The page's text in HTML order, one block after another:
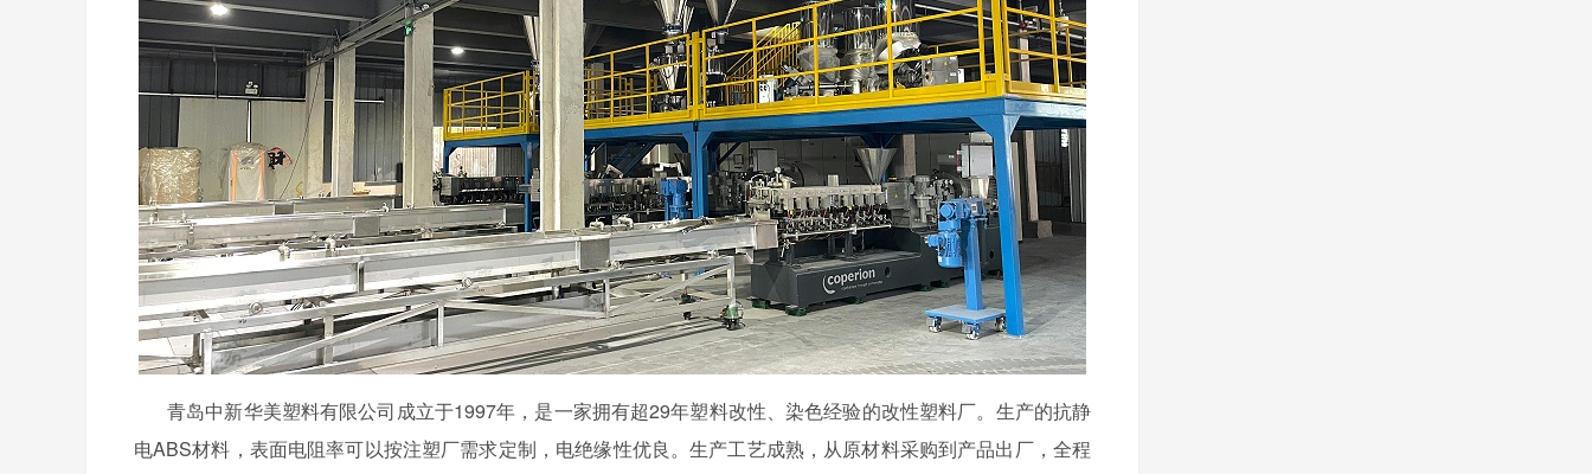
青岛中新华美塑料有限公司成立于1997年， 是一家拥有超29年塑料改性、染色经验的改性塑料厂。生产的抗静
电ABS材料，表面电阻率可以按注塑厂需求定制，电绝缘性优良。生产工艺成熟，从原材料采购到产品出厂，全程